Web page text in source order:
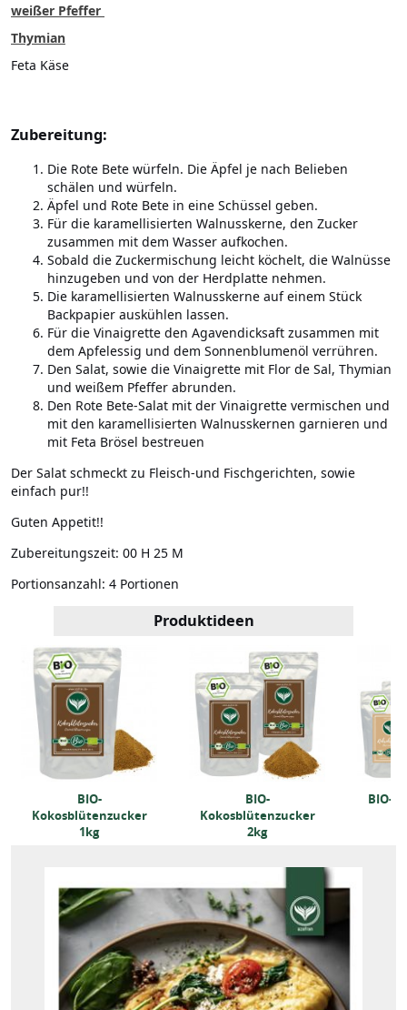
weißer Pfeffer
Thymian
Feta Käse
Zubereitung:
Die Rote Bete würfeln. Die Äpfel je nach Belieben
schälen und würfeln.
Äpfel und Rote Bete in eine Schüssel geben.
Für die karamellisierten Walnusskerne, den Zucker
zusammen mit dem Wasser aufkochen.
Sobald die Zuckermischung leicht köchelt, die Walnüsse
hinzugeben und von der Herdplatte nehmen.
Die karamellisierten Walnusskerne auf einem Stück
Backpapier auskühlen lassen.
Für die Vinaigrette den Agavendicksaft zusammen mit
dem Apfelessig und dem Sonnenblumenöl verrühren.
Den Salat, sowie die Vinaigrette mit Flor de Sal, Thymian
und weißem Pfeffer abrunden.
Den Rote Bete-Salat mit der Vinaigrette vermischen und
mit den karamellisierten Walnusskernen garnieren und
mit Feta Brösel bestreuen
Der Salat schmeckt zu Fleisch-und Fischgerichten, sowie
einfach pur!!
Guten Appetit!!
Zubereitungszeit: 00 H 25 M
Portionsanzahl: 4 Portionen
Produktideen
BIO-
Kokosblütenzucker
1kg
BIO-
Kokosblütenzucker
2kg
BIO-